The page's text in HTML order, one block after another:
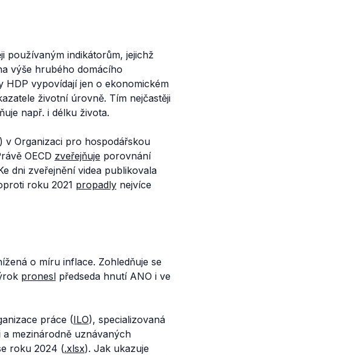
používaným indikátorům, jejichž
výše hrubého domácího
HDP vypovídají jen o ekonomickém
životní úrovně. Tím nejčastěji
např. i délku života.
v Organizaci pro hospodářskou
OECD zveřejňuje porovnání
dni zveřejnění videa publikovala
roku 2021 propadlynejvíce
o míru inflace. Zohledňuje se
proneslpředseda hnutí ANO i ve
práce (ILO), specializovaná
mezinárodně uznávaných
roku 2024 (.xlsx). Jak ukazuje